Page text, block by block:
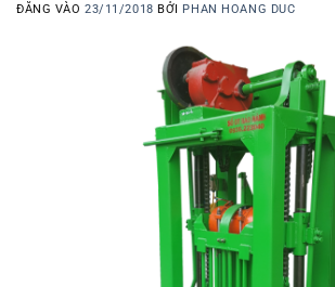
ĐĂNG VÀO23/11/2018 BỞI PHAN HOANG DUC